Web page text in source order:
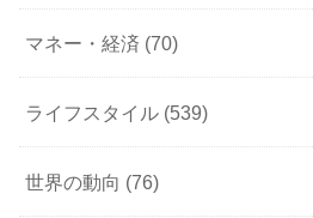
マネー・経済 (70)
ライフスタイル (539)
世界の動向 (76)